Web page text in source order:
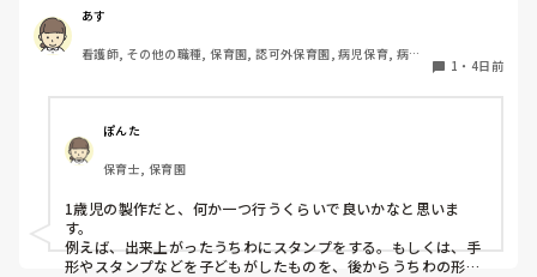
クラスです、玩具で遊ばせながら、何人かずつよんで、やっ
ています。何か、いいアイデアや、工夫など、何でもいいの
で、教えて下さい。
あす
看護師, その他の職種, 保育園, 認可外保育園, 病児保育, 病院
1 ・ 4日前
ぽんた
保育士, 保育園
1歳児の製作だと、何か一つ行うくらいで良いかなと思いま
す。
例えば、出来上がったうちわにスタンプをする。もしくは、手
形やスタンプなどを子どもがしたものを、後からうちわの形に